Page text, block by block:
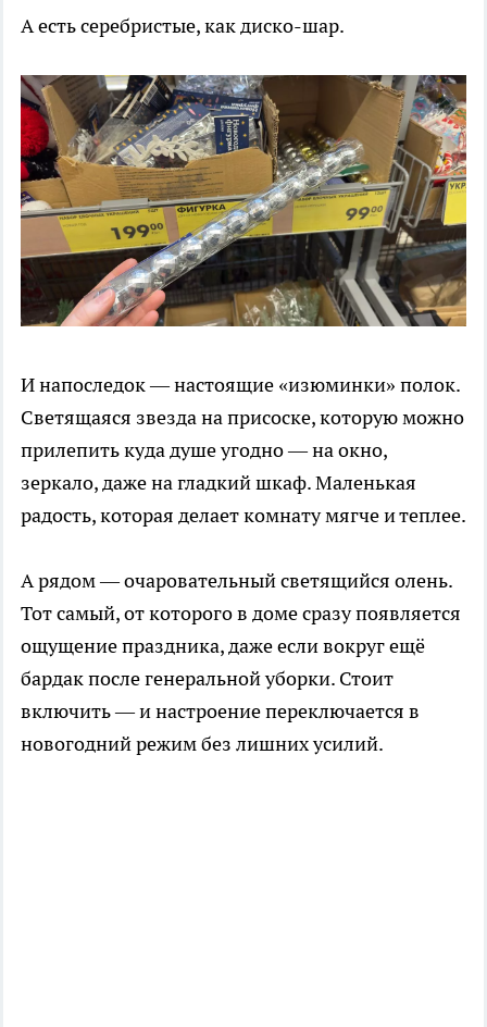
А есть серебристые, как диско-шар.
И напоследок — настоящие «изюминки» полок.
Светящаяся звезда на присоске, которую можно
прилепить куда душе угодно — на окно,
зеркало, даже на гладкий шкаф. Маленькая
радость, которая делает комнату мягче и теплее.
А рядом — очаровательный светящийся олень.
Тот самый, от которого в доме сразу появляется
ощущение праздника, даже если вокруг ещё
бардак после генеральной уборки. Стоит
включить — и настроение переключается в
новогодний режим без лишних усилий.